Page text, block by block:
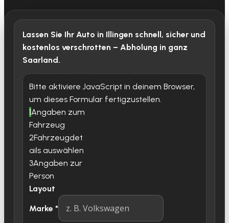
Lassen Sie Ihr Auto in Illingen schnell, sicher und
kostenlos verschrotten – Abholung in ganz
Saarland.
Bitte aktiviere JavaScript in deinem Browser,
um dieses Formular fertigzustellen.
1Angaben zum
Fahrzeug
2Fahrzeugdet
ails auswählen
3Angaben zur
Person
Layout
Marke *